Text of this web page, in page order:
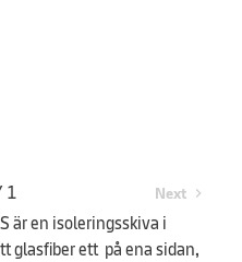
1 Next chevron_right
är en isoleringsskiva i
glasfiber ett på ena sidan,